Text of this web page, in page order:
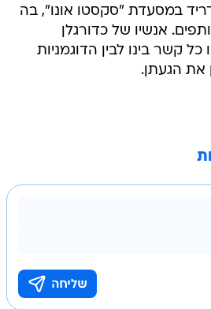
במסעדת "סקסטו אונו", בה
אנשיו של כדורגלן
קשר בינו לבין הדוגמניות
את הגעתן.